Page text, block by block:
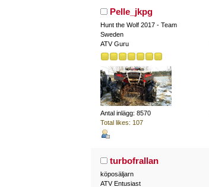
Pelle_jkpg
Hunt the Wolf 2017 - Team
Sweden
ATV Guru
Antal inlägg: 8570
Total likes: 107
turbofrallan
köposäljarn
ATV Entusiast